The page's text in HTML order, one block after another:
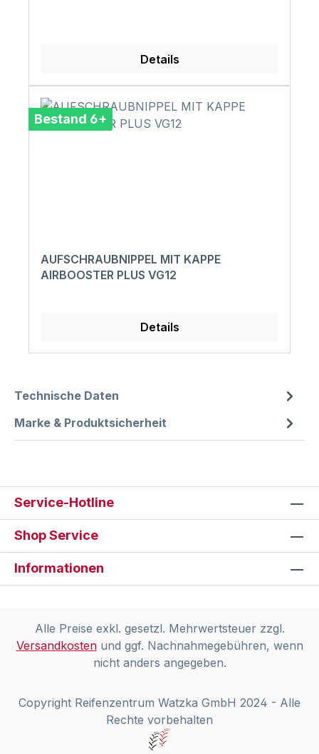
Details
Bestand 6+
AUFSCHRAUBNIPPEL MIT KAPPE
AIRBOOSTER PLUS VG12
Details
Technische Daten
Marke & Produktsicherheit
Service-Hotline
Shop Service
Informationen
Alle Preise exkl. gesetzl. Mehrwertsteuer zzgl.
Versandkostenund ggf. Nachnahmegebühren, wenn
nicht anders angegeben.
Copyright Reifenzentrum Watzka GmbH 2024 - Alle
Rechte vorbehalten